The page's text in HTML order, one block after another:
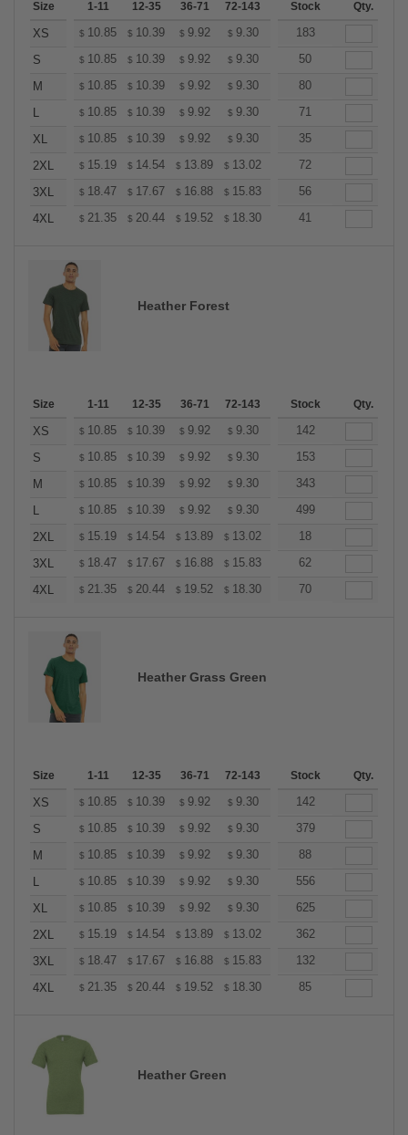
Size 1-11 12-35 36-71 72-143 144-287 288 + More
Stock Qty.
XS $ 10.85 $ 10.39 $ 9.92 $ 9.30 8.83
183
S
$ 10.85 $ 10.39 $ 9.92 $ 9.30 8.83
50
M
$ 10.85 $ 10.39 $ 9.92 $ 9.30 8.83
80
L
$ 10.85 $ 10.39 $ 9.92 $ 9.30 8.83
71
XL
$ 10.85 $ 10.39 $ 9.92 $ 9.30 8.83
35
2XL
$ 15.19 $ 14.54 $ 13.89 $ 13.02 12.37
72
3XL
$ 18.47 $ 17.67 $ 16.88 $ 15.83 15.04
56
4XL
$ 21.35 $ 20.44 $ 19.52 $ 18.30 17.38
41
Heather Forest
Size 1-11 12-35 36-71 72-143 144-287 288 + More
Stock Qty.
XS $ 10.85 $ 10.39 $ 9.92 $ 9.30 8.83
142
S
$ 10.85 $ 10.39 $ 9.92 $ 9.30 8.83
153
M
$ 10.85 $ 10.39 $ 9.92 $ 9.30 8.83
343
L
$ 10.85 $ 10.39 $ 9.92 $ 9.30 8.83
499
2XL
$ 15.19 $ 14.54 $ 13.89 $ 13.02 12.37
18
3XL
$ 18.47 $ 17.67 $ 16.88 $ 15.83 15.04
62
4XL
$ 21.35 $ 20.44 $ 19.52 $ 18.30 17.38
70
Heather Grass Green
Size 1-11 12-35 36-71 72-143 144-287 288 + More
Stock Qty.
XS $ 10.85 $ 10.39 $ 9.92 $ 9.30 8.83
142
S
$ 10.85 $ 10.39 $ 9.92 $ 9.30 8.83
379
M
$ 10.85 $ 10.39 $ 9.92 $ 9.30 8.83
88
L
$ 10.85 $ 10.39 $ 9.92 $ 9.30 8.83
556
XL
$ 10.85 $ 10.39 $ 9.92 $ 9.30 8.83
625
2XL
$ 15.19 $ 14.54 $ 13.89 $ 13.02 12.37
362
3XL
$ 18.47 $ 17.67 $ 16.88 $ 15.83 15.04
132
4XL
$ 21.35 $ 20.44 $ 19.52 $ 18.30 17.38
85
Heather Green